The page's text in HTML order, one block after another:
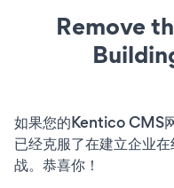
Remove
如果您的Kentico CMS
已经克服了在建立企业
战。恭喜你！